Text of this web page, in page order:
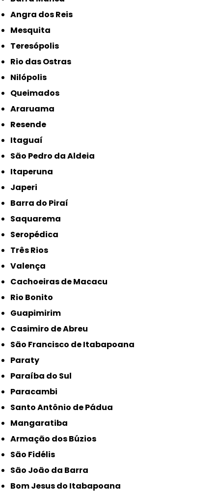
Angra dos Reis
Mesquita
Teresópolis
Rio das Ostras
Nilópolis
Queimados
Araruama
Resende
Itaguaí
São Pedro da Aldeia
Itaperuna
Japeri
Barra do Piraí
Saquarema
Seropédica
Três Rios
Valença
Cachoeiras de Macacu
Rio Bonito
Guapimirim
Casimiro de Abreu
São Francisco de Itabapoana
Paraty
Paraíba do Sul
Paracambi
Santo Antônio de Pádua
Mangaratiba
Armação dos Búzios
São Fidélis
São João da Barra
Bom Jesus do Itabapoana